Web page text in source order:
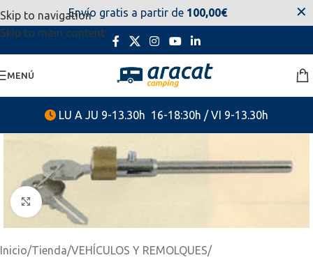
Skip to navigation
Skip to main content
estaremos disponibles. Disculpen las molestias.
MENÚ
LU A JU 9-13.30h 16-18:30h / VI 9-13.30h
Envío gratis a partir de 100,00€ ✕
Clic para ampliar
Inicio/Tienda/VEHÍCULOS Y REMOLQUES/